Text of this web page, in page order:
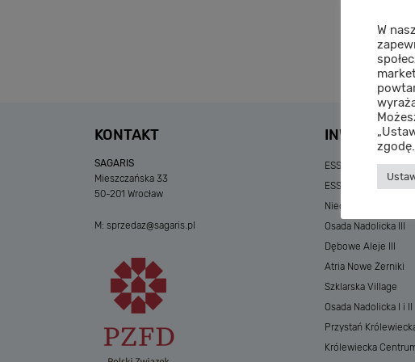
KONTAKT
SAGARIS
Mieszczańska 33
50-201 Wrocław
M: sprzedaz@sagaris.pl
INWESTYCJE
ESSENSE Baltic
ESSENSE Baltic
Niedziałkowskiego
Osada Nadolicka III
Dębowe Aleje III
Atria Nowe Żerniki
Szklarska Village
Osada Nadolicka I i II
Przystań Królewiecka
Królewiecka
W
zgodę.